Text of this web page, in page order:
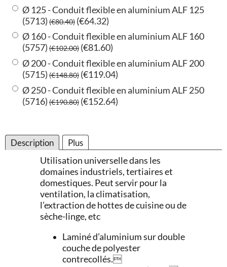
Ø 125 - Conduit flexible en aluminium ALF 125
(5713) (€80.40) (€64.32)
Ø 160 - Conduit flexible en aluminium ALF 160
(5757) (€102.00) (€81.60)
Ø 200 - Conduit flexible en aluminium ALF 200
(5715) (€148.80) (€119.04)
Ø 250 - Conduit flexible en aluminium ALF 250
(5716) (€190.80) (€152.64)
Description
Plus
Utilisation universelle dans les
domaines industriels, tertiaires et
domestiques. Peut servir pour la
ventilation, la climatisation,
l’extraction de hottes de cuisine ou de
sèche-linge, etc
Laminé d’aluminium sur double
couche de polyester
contrecollés.